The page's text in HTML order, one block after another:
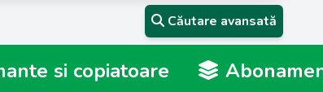
Căutare avansată
si copiatoare